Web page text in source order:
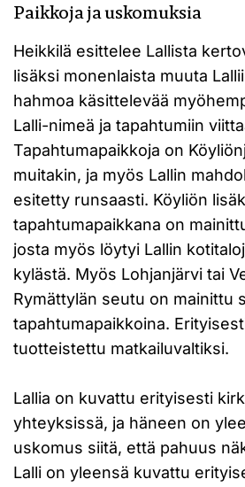
Paikkoja ja uskomuksia
Heikkilä esittelee Lallista
lisäksi monenlaista muuta
hahmoa käsittelevää
Lalli-nimeä ja tapahtumiin
Tapahtumapaikkoja on
muitakin, ja myös Lallin
esitetty runsaasti. Köyliön
tapahtumapaikkana on
josta myös löytyi Lallin
kylästä. Myös Lohjanjärvi tai
Rymättylän seutu on mainittu
tapahtumapaikkoina.
tuotteistettu matkailuvaltiksi.
Lallia on kuvattu erityisesti
yhteyksissä, ja häneen on
uskomus siitä, että pahuus
Lalli on yleensä kuvattu